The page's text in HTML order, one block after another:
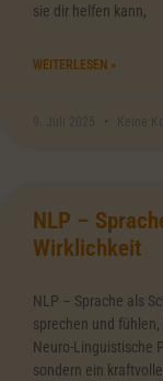
sie dir helfen kann,
WEITERLESEN »
9. Juli 2025 Keine
NLP –
Wirklichkeit
NLP – Sprache als
sprechen und
Neuro-Linguistische
sondern ein